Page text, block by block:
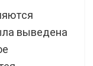
выведена